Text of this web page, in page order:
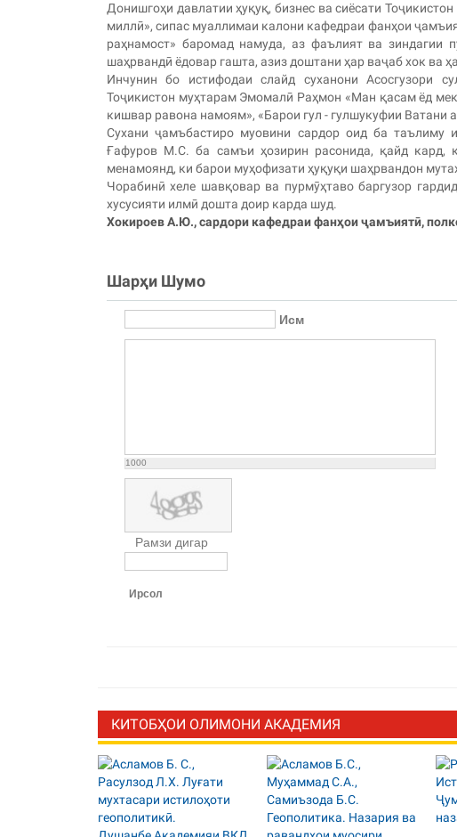
Донишгоҳи давлатии ҳуқуқ, бизнес ва сиёсати
миллӣ», сипас муаллимаи калони кафедраи фанҳои
раҳнамост» баромад намуда, аз фаълият ва зиндагии
шаҳрвандӣ ёдовар гашта, азиз доштани ҳар ваҷаб хок ва
Инчунин бо истифодаи слайд суханони Асосгузори
Тоҷикистон муҳтарам Эмомалӣ Раҳмон «Ман қасам ёд
кишвар равона намоям», «Барои гул - гулшукуфии
Сухани ҷамъбастиро муовини сардор оид ба таълиму
Ғафуров М.С. ба самъи ҳозирин расонида, қайд кард,
менамоянд, ки барои муҳофизати ҳуқуқи шаҳрвандон
Чорабинӣ хеле шавқовар ва пурмӯҳтаво баргузор
хусусияти илмӣ дошта доир карда шуд.
Хокироев А.Ю., сардори кафедраи фанҳои ҷамъиятӣ,
Шарҳи Шумо
Исм
1000
Рамзи дигар
Ирсол
КИТОБҲОИ ОЛИМОНИ АКАДЕМИЯ